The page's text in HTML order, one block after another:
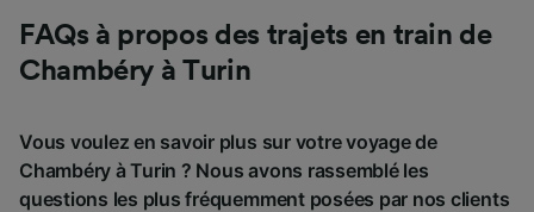
FAQs à propos des trajets en train de
Chambéry à Turin
Vous voulez en savoir plus sur votre voyage de
Chambéry à Turin ? Nous avons rassemblé les
questions les plus fréquemment posées par nos clients